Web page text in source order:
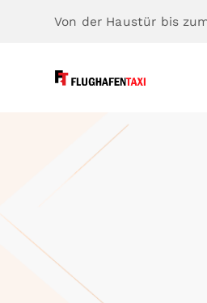
Von der Haustür bis